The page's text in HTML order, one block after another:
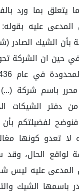
يتعلق بما ورد
عليه
بأن الشيك الصادر
في حين ان
باسم شركة
دفتر الشيكات
لفضيلتكم
لا تعدو كونها
لواقع الحال، وقد
المدعى عليه ليس
باسمها الشيك